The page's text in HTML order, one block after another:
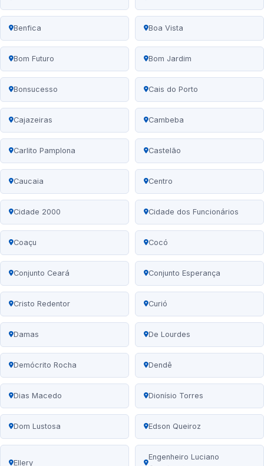
Benfica Boa Vista
Bom Futuro Bom Jardim
Bonsucesso Cais do Porto
Cajazeiras Cambeba
Carlito Pamplona Castelão
Caucaia Centro
Cidade 2000 Cidade dos Funcionários
Coaçu Cocó
Conjunto Ceará Conjunto Esperança
Cristo Redentor Curió
Damas De Lourdes
Demócrito Rocha Dendê
Dias Macedo Dionísio Torres
Dom Lustosa Edson Queiroz
Ellery
Engenheiro Luciano